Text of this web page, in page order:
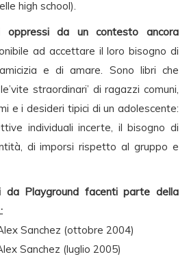
high school).
oppressi da un contesto ancora
ad accettare il loro bisogno di
e di amare. Sono libri che
straordinari’ di ragazzi comuni,
e i desideri tipici di un adolescente:
individuali incerte, il bisogno di
di imporsi rispetto al gruppo e
Playground facenti parte della
Sanchez (ottobre 2004)
Sanchez (luglio 2005)